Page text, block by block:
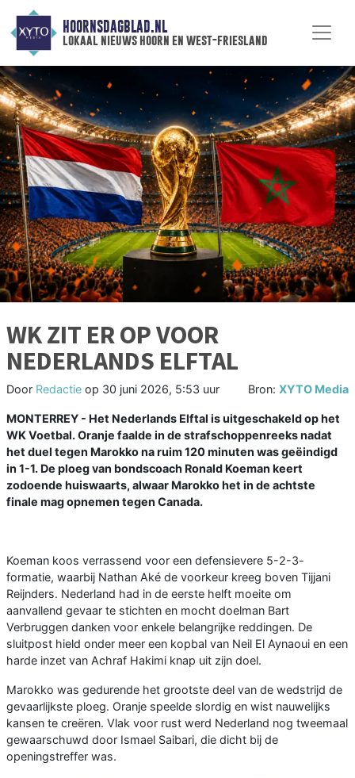
HOORNSDAGBLAD.NL
lokaal nieuws hoorn en west-friesland
WK ZIT ER OP VOOR
NEDERLANDS ELFTAL
Door Redactie op 30 juni 2026, 5:53 uur Bron: XYTO Media
MONTERREY - Het Nederlands Elftal is uitgeschakeld op het
WK Voetbal. Oranje faalde in de strafschoppenreeks nadat
het duel tegen Marokko na ruim 120 minuten was geëindigd
in 1-1. De ploeg van bondscoach Ronald Koeman keert
zodoende huiswaarts, alwaar Marokko het in de achtste
finale mag opnemen tegen Canada.
Koeman koos verrassend voor een defensievere 5-2-3-
formatie, waarbij Nathan Aké de voorkeur kreeg boven Tijjani
Reijnders. Nederland had in de eerste helft moeite om
aanvallend gevaar te stichten en mocht doelman Bart
Verbruggen danken voor enkele belangrijke reddingen. De
sluitpost hield onder meer een kopbal van Neil El Aynaoui en een
harde inzet van Achraf Hakimi knap uit zijn doel.
Marokko was gedurende het grootste deel van de wedstrijd de
gevaarlijkste ploeg. Oranje speelde slordig en wist nauwelijks
kansen te creëren. Vlak voor rust werd Nederland nog tweemaal
gewaarschuwd door Ismael Saibari, die dicht bij de
openingstreffer was.